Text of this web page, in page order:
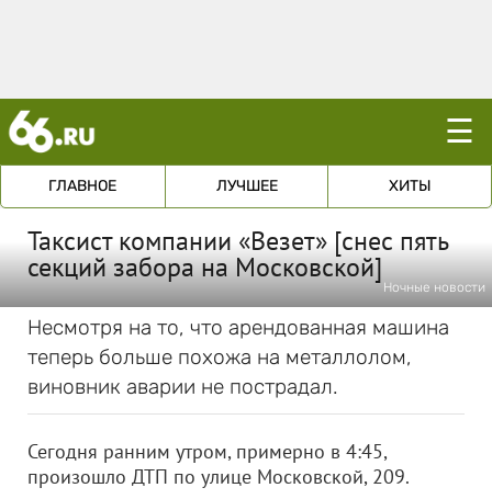
☰
ГЛАВНОЕ ЛУЧШЕЕ ХИТЫ
Таксист компании «Везет» [снес пять
секций забора на Московской]
Ночные новости
Несмотря на то, что арендованная машина
теперь больше похожа на металлолом,
виновник аварии не пострадал.
Сегодня ранним утром, примерно в 4:45,
произошло ДТП по улице Московской, 209.